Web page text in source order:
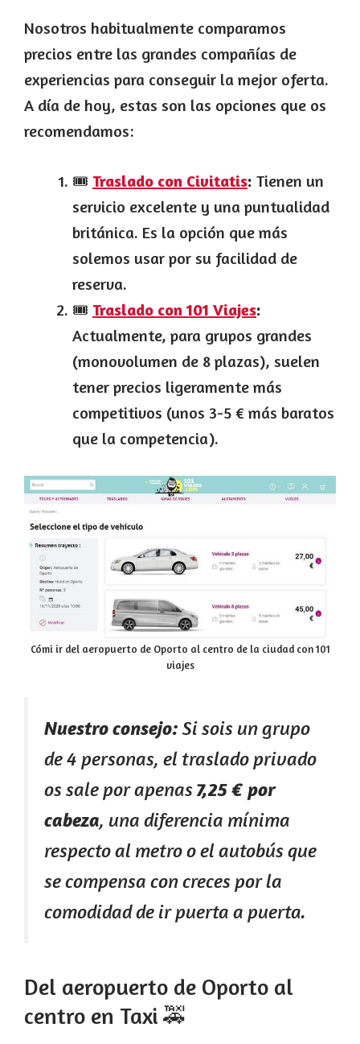
Nosotros habitualmente comparamos
precios entre las grandes compañías de
experiencias para conseguir la mejor oferta.
A día de hoy, estas son las opciones que os
recomendamos:
🎟️ Traslado con Civitatis: Tienen un
servicio excelente y una puntualidad
británica. Es la opción que más
solemos usar por su facilidad de
reserva.
🎟️ Traslado con 101 Viajes:
Actualmente, para grupos grandes
(monovolumen de 8 plazas), suelen
tener precios ligeramente más
competitivos (unos 3-5 € más baratos
que la competencia).
Cómi ir del aeropuerto de Oporto al centro de la ciudad con 101
viajes
Nuestro consejo:Si sois un grupo
de 4 personas, el traslado privado
os sale por apenas 7,25 € por
cabeza, una diferencia mínima
respecto al metro o el autobús que
se compensa con creces por la
comodidad de ir puerta a puerta.
Del aeropuerto de Oporto al
centro en Taxi 🚕